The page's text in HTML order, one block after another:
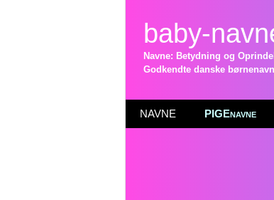
baby-
Navne: Betydning og
Godkendte danske
NAVNE PIGEnavne